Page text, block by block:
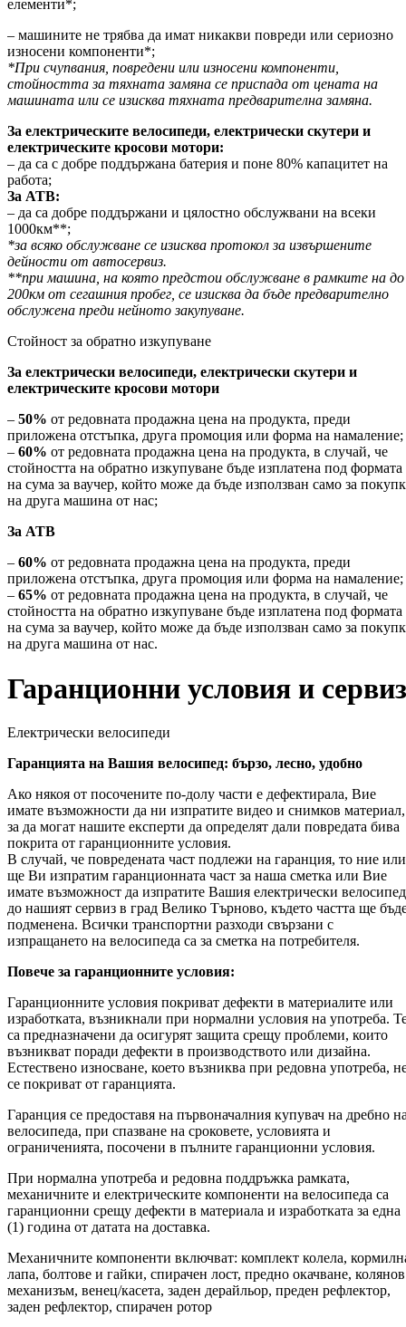
елементи*;
– машините не трябва да имат никакви повреди или сериозно
износени компоненти*;
*При счупвания, повредени или износени компоненти,
стойността за тяхната замяна се приспада от цената на
машината или се изисква тяхната предварителна замяна.
За електрическите велосипеди, електрически скутери и
електрическите кросови мотори:
– да са с добре поддържана батерия и поне 80% капацитет на
работа;
За АТВ:
– да са добре поддържани и цялостно обслужвани на всеки
1000км**;
*за всяко обслужване се изисква протокол за извършените
дейности от автосервиз.
**при машина, на която предстои обслужване в рамките на до
200км от сегашния пробег, се изисква да бъде предварително
обслужена преди нейното закупуване.
Стойност за обратно изкупуване
За електрически велосипеди, електрически скутери и
електрическите кросови мотори
– 50% от редовната продажна цена на продукта, преди
приложена отстъпка, друга промоция или форма на намаление;
– 60% от редовната продажна цена на продукта, в случай, че
стойността на обратно изкупуване бъде изплатена под формата
на сума за ваучер, който може да бъде използван само за
на друга машина от нас;
За АТВ
– 60% от редовната продажна цена на продукта, преди
приложена отстъпка, друга промоция или форма на намаление;
– 65% от редовната продажна цена на продукта, в случай, че
стойността на обратно изкупуване бъде изплатена под формата
на сума за ваучер, който може да бъде използван само за
на друга машина от нас.
Гаранционни условия и сервиз
Електрически велосипеди
Гаранцията на Вашия велосипед: бързо, лесно, удобно
Ако някоя от посочените по-долу части е дефектирала, Вие
имате възможности да ни изпратите видео и снимков материал,
за да могат нашите експерти да определят дали повредата бива
покрита от гаранционните условия.
В случай, че повредената част подлежи на гаранция, то ние или
ще Ви изпратим гаранционната част за наша сметка или Вие
имате възможност да изпратите Вашия електрически велосипед
до нашият сервиз в град Велико Търново, където частта ще
подменена. Всички транспортни разходи свързани с
изпращането на велосипеда са за сметка на потребителя.
Повече за гаранционните условия:
Гаранционните условия покриват дефекти в материалите или
изработката, възникнали при нормални условия на употреба.
са предназначени да осигурят защита срещу проблеми, които
възникват поради дефекти в производството или дизайна.
Естествено износване, което възниква при редовна употреба,
се покриват от гаранцията.
Гаранция се предоставя на първоначалния купувач на дребно
велосипеда, при спазване на сроковете, условията и
ограниченията, посочени в пълните гаранционни условия.
При нормална употреба и редовна поддръжка рамката,
механичните и електрическите компоненти на велосипеда са
гаранционни срещу дефекти в материала и изработката за една
(1) година от датата на доставка.
Механичните компоненти включват: комплект колела,
лапа, болтове и гайки, спирачен лост, предно окачване, колянов
механизъм, венец/касета, заден дерайльор, преден рефлектор,
заден рефлектор, спирачен ротор